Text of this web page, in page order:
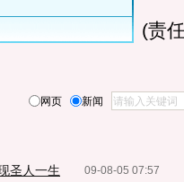
(责
网页 新闻
09-08-05 07:57
圣人一生